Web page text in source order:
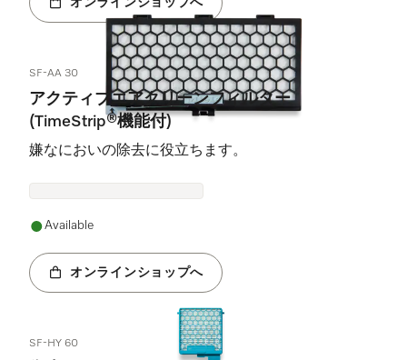
SF-AA 30
アクティブエアクリーンフィルター
(TimeStrip®機能付)
嫌なにおいの除去に役立ちます。
Available
オンラインショップへ
SF-HY 60